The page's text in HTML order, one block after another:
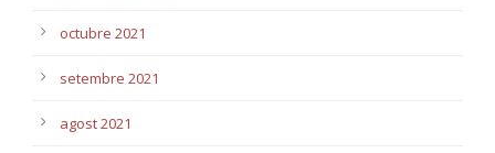
octubre 2021
setembre 2021
agost 2021